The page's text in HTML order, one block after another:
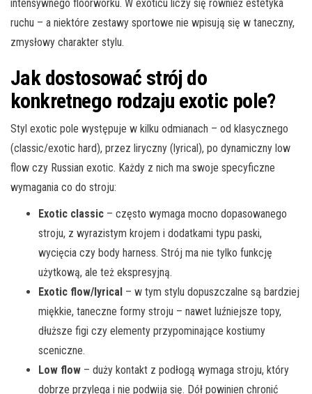
intensywnego floorworku. W exoticu liczy się również estetyka
ruchu – a niektóre zestawy sportowe nie wpisują się w taneczny,
zmysłowy charakter stylu.
Jak dostosować strój do
konkretnego rodzaju exotic pole?
Styl exotic pole występuje w kilku odmianach – od klasycznego
(classic/exotic hard), przez liryczny (lyrical), po dynamiczny low
flow czy Russian exotic. Każdy z nich ma swoje specyficzne
wymagania co do stroju:
Exotic classic – często wymaga mocno dopasowanego
stroju, z wyrazistym krojem i dodatkami typu paski,
wycięcia czy body harness. Strój ma nie tylko funkcję
użytkową, ale też ekspresyjną.
Exotic flow/lyrical – w tym stylu dopuszczalne są bardziej
miękkie, taneczne formy stroju – nawet luźniejsze topy,
dłuższe figi czy elementy przypominające kostiumy
sceniczne.
Low flow – duży kontakt z podłogą wymaga stroju, który
dobrze przylega i nie podwija się. Dół powinien chronić